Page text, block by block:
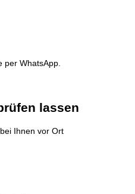
per WhatsApp.
lassen
Ihnen vor Ort